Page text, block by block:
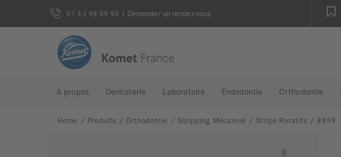
01 43 48 89 90 | Demander un rendez-vous
A propos Dentisterie Laboratoire Endodontie Orthodontie
Home / Produits / Orthodontie / Stripping Mécanisé / Strips Rotatifs / 8859